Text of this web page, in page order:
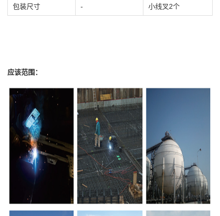
包装尺寸 - 小线叉2个
应该范围：